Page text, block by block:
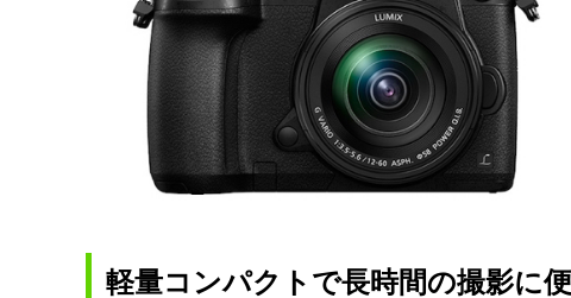
軽量コンパクトで長時間の撮影に